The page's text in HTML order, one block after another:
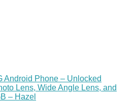
Android Phone – Unlocked
Lens, Wide Angle Lens, and
– Hazel